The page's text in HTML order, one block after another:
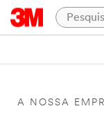
A NOSSA